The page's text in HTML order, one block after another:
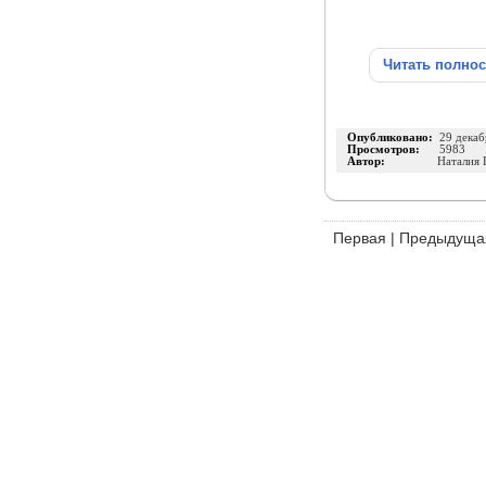
Читать
Опубликовано: 29
Просмотров: 5983
Автор: Наталия
Первая |